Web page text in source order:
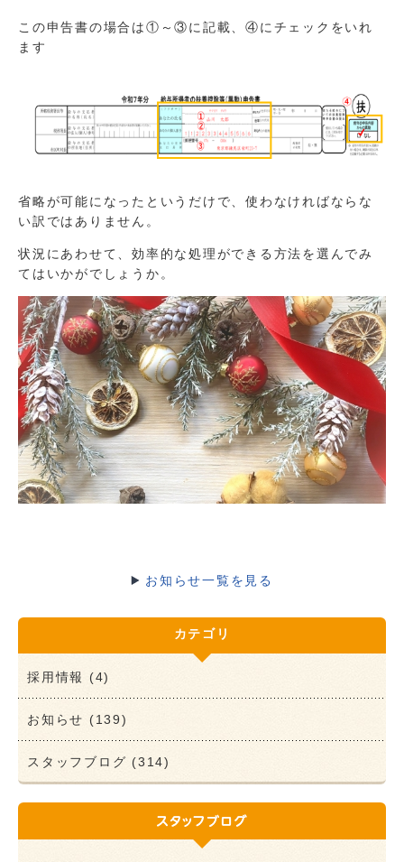
この申告書の場合は①～③に記載、④にチェックをいれ
ます
省略が可能になったというだけで、使わなければならな
い訳ではありません。
状況にあわせて、効率的な処理ができる方法を選んでみ
てはいかがでしょうか。
お知らせ一覧を見る
カテゴリ
採用情報 (4)
お知らせ (139)
スタッフブログ (314)